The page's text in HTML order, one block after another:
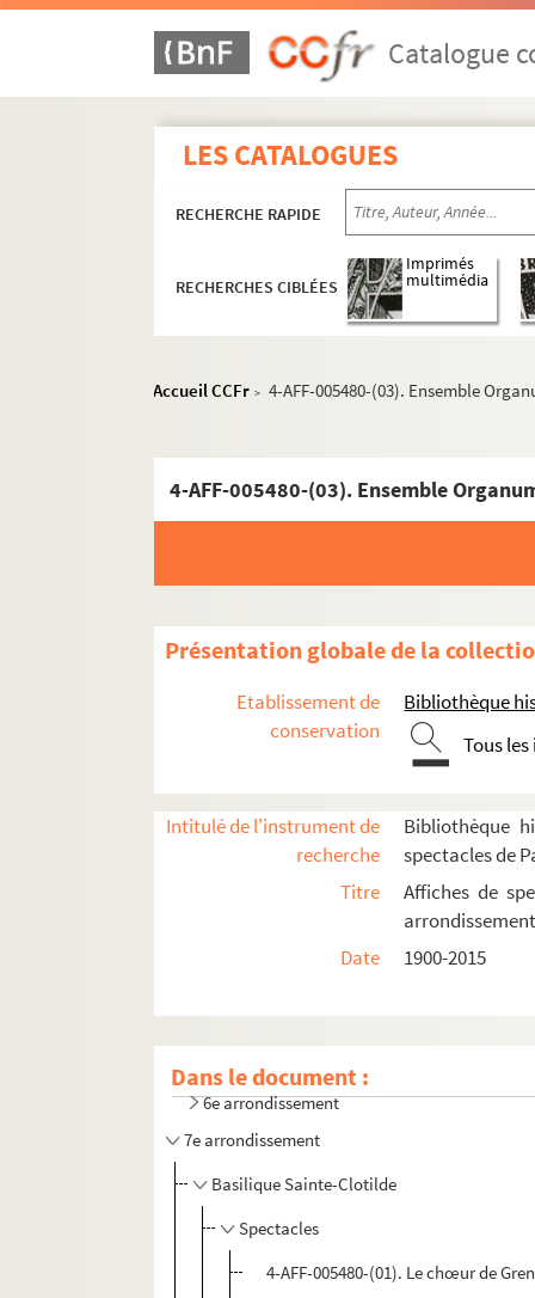
Catalogue
LES CATALOGUES
RECHERCHE RAPIDE
RECHERCHES CIBLÉES
Imprimés
multimédia
Accueil CCFr > 4-AFF-005480-(03). Ensemble
4-AFF-005480-(03). Ensemble
Présentation globale de la
Etablissement de
conservation
Bibliothèque
Tous
Intitulé de l'instrument de
recherche
Bibliothèque
spectacles de
Titre
Affiches de
Date
1900-2015
Dans le document :
5e arrondissement
6e arrondissement
7e arrondissement
Basilique Sainte-Clotilde
Spectacles
4-AFF-005480-(01). Le chœur de